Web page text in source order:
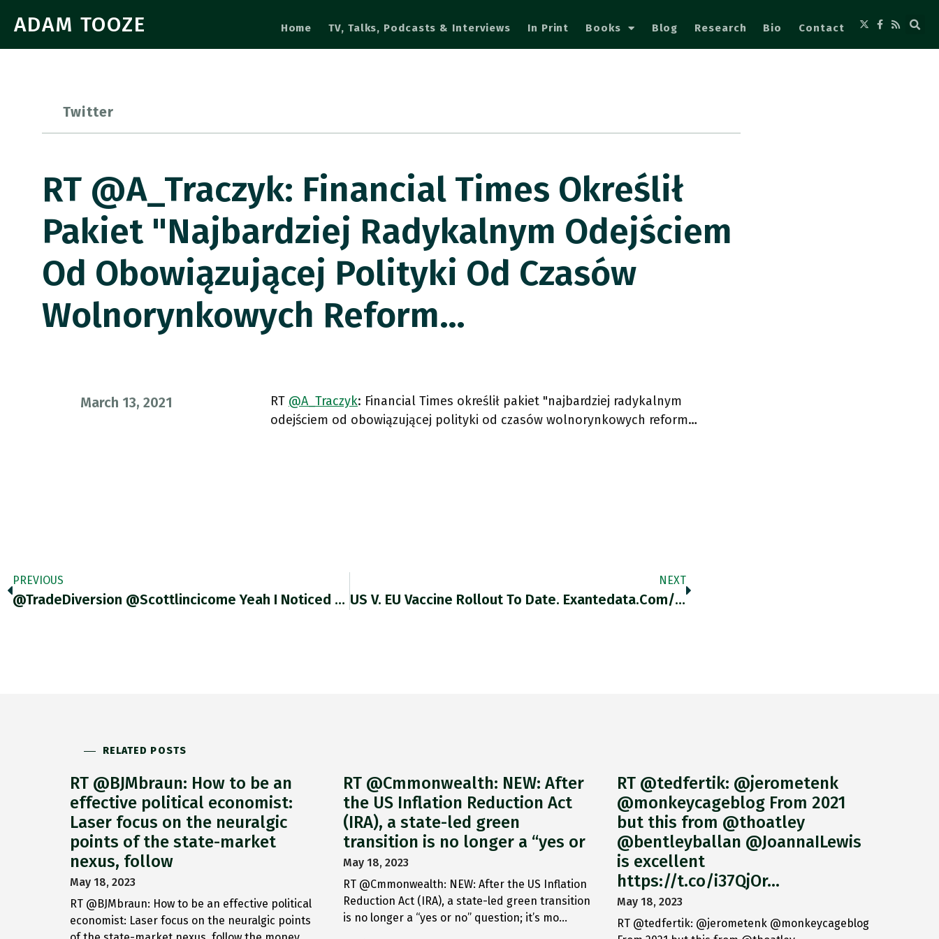
ADAM TOOZE Home TV, Talks, Podcasts & Interviews In Print Books Blog Research Bio Contact
Twitter
RT @A_Traczyk: Financial Times Określił
Pakiet "najbardziej Radykalnym Odejściem
Od Obowiązującej Polityki Od Czasów
Wolnorynkowych Reform…
March 13, 2021 RT @A_Traczyk: Financial Times określił pakiet "najbardziej radykalnym
odejściem od obowiązującej polityki od czasów wolnorynkowych reform…
PREVIOUS
@TradeDiversion @scottlincicome Yeah I Noticed That Too!
NEXT
US V. EU Vaccine Rollout To Date. Exantedata.com/week-In-Review… Https://t.co/AjAdmaKeNC
RELATED POSTS
RT @BJMbraun: How to be an
effective political economist:
Laser focus on the neuralgic
points of the state-market
nexus, follow
May 18, 2023
RT @BJMbraun: How to be an effective political
economist: Laser focus on the neuralgic points
RT @Cmmonwealth: NEW: After
the US Inflation Reduction Act
(IRA), a state-led green
transition is no longer a “yes or
May 18, 2023
RT @Cmmonwealth: NEW: After the US Inflation
Reduction Act (IRA), a state-led green transition
is no longer a “yes or no” question; it’s mo…
RT @tedfertik: @jerometenk
@monkeycageblog From 2021
but this from @thoatley
@bentleyballan @JoannaILewis
is excellent
https://t.co/i37QjOr…
May 18, 2023
RT @tedfertik: @jerometenk @monkeycageblog